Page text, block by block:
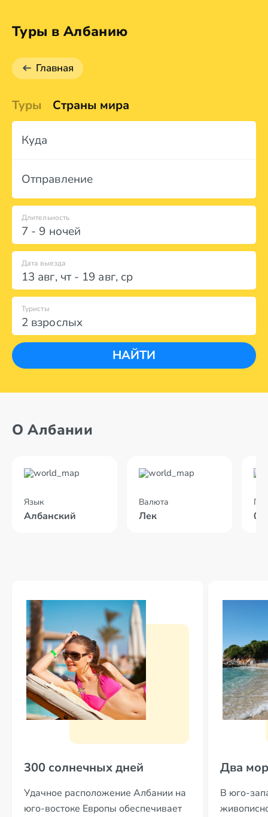
Туры в Албанию
Главная
Туры Страны мира
Куда
Отправление
7 - 9 ночей
Длительность
Дата выезда
13 авг, чт- 19 авг, ср
2 взрослых
Туристы
НАЙТИ
О Албании
Язык
Албанский
Валюта
Лек
300 солнечных дней
Удачное расположение Албании на
юго-востоке Европы обеспечивает
Два
В юго-